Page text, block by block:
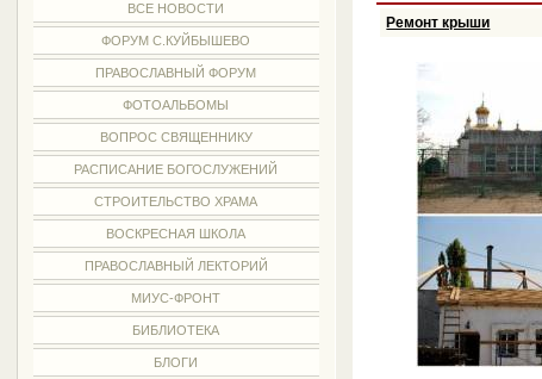
ВСЕ НОВОСТИ
ФОРУМ С.КУЙБЫШЕВО
ПРАВОСЛАВНЫЙ ФОРУМ
ФОТОАЛЬБОМЫ
ВОПРОС СВЯЩЕННИКУ
РАСПИСАНИЕ БОГОСЛУЖЕНИЙ
СТРОИТЕЛЬСТВО ХРАМА
ВОСКРЕСНАЯ ШКОЛА
ПРАВОСЛАВНЫЙ ЛЕКТОРИЙ
МИУС-ФРОНТ
БИБЛИОТЕКА
БЛОГИ
Ремонт крыши